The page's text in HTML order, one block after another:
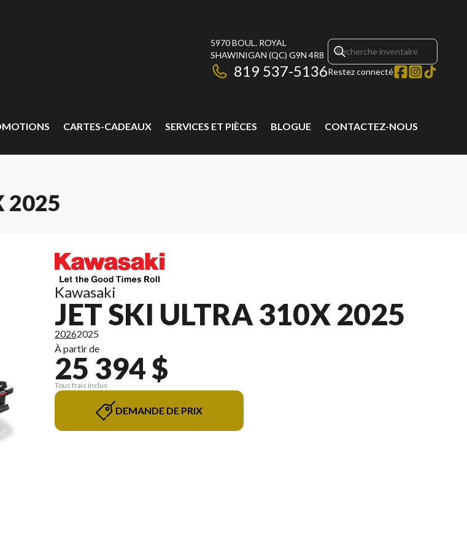
5970 BOUL. ROYAL
SHAWINIGAN (QC) G9N 4R8
819 537-5136Restez connecté
CARTES-CADEAUX SERVICES ET PIÈCES BLOGUE CONTACTEZ-NOUS
2025
Kawasaki
JET SKI ULTRA 310X 2025
20262025
À partir de
25 394 $
Tous frais inclus
DEMANDE DE PRIX